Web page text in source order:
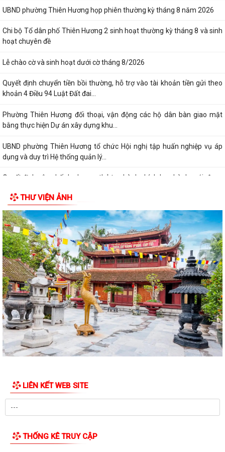
UBND phường Thiên Hương họp phiên thường kỳ tháng 8 năm 2026
Chi bộ Tổ dân phố Thiên Hương 2 sinh hoạt thường kỳ tháng 8 và sinh
hoạt chuyên đề
Lễ chào cờ và sinh hoạt dưới cờ tháng 8/2026
Quyết định chuyển tiền bồi thường, hỗ trợ vào tài khoản tiền gửi theo
khoản 4 Điều 94 Luật Đất đai...
Phường Thiên Hương đối thoại, vận động các hộ dân bàn giao mặt
bằng thực hiện Dự án xây dựng khu...
UBND phường Thiên Hương tổ chức Hội nghị tập huấn nghiệp vụ áp
dụng và duy trì Hệ thống quản lý...
Quyết định công bố danh mục thủ tục hành chính ban hành mới, được
Bản tổng hợp ý kiến, tiếp thu, giải trình ý kiến đối với dự thảo nghị quyết
quy định nội dung chi,...
Kế hoạch Phòng, chống thiên tai năm 2026 trên địa bàn phường Thiên
Hương (điều chỉnh, bổ sung)
Lãnh đạo phường thăm và chúc mừng nhân kỷ niệm 97 năm Ngày
thành lập Công đoàn Việt Nam (28/7/1929...
Phường Thiên Hương tập huấn phân loại chất thải rắn sinh hoạt tại
nguồn
Quyết định phê duyệt giá đất cụ thể và phương án bồi thường, hỗ trợ,
tái định cư khi Nhà nước thu...
PHƯỜNG THIÊN HƯƠNG TỔ CHỨC CÁC HOẠT ĐỘNG TRI ÂN NHÂN KỶ
NIỆM 79 NĂM NGÀY THƯƠNG BINH - LIỆT SĨ...
VỀ TIẾN ĐỘ HOÀN THIỆN CƠ SỞ DỮ LIỆU ĐẤT ĐAI
THƯ VIỆN ẢNH
LIÊN KẾT WEB SITE
THỐNG KÊ TRUY CẬP